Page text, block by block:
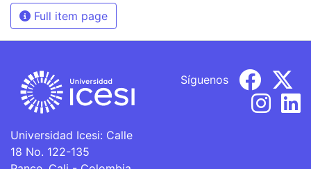
Full item page
Universidad Icesi: Calle
18 No. 122-135
Síguenos